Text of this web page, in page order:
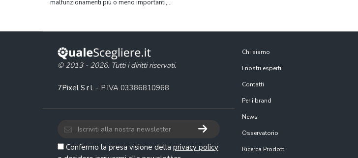
malfunzionamenti più o meno importanti,
anzi in molti casi la soluzio
© 2013 - 2026. Tutti i diritti riservati.
7Pixel S.r.l. - P.IVA 03386810968
Confermo la presa visione della privacy policy
Chi siamo
I nostri esperti
Contatti
Per i brand
News
Osservatorio
Ricerca Prodotti